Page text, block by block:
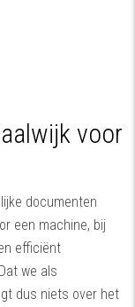
voor
documenten
een machine, bij
efficiënt
we als
dus niets over het